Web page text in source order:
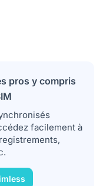
pros y compris
facilement à